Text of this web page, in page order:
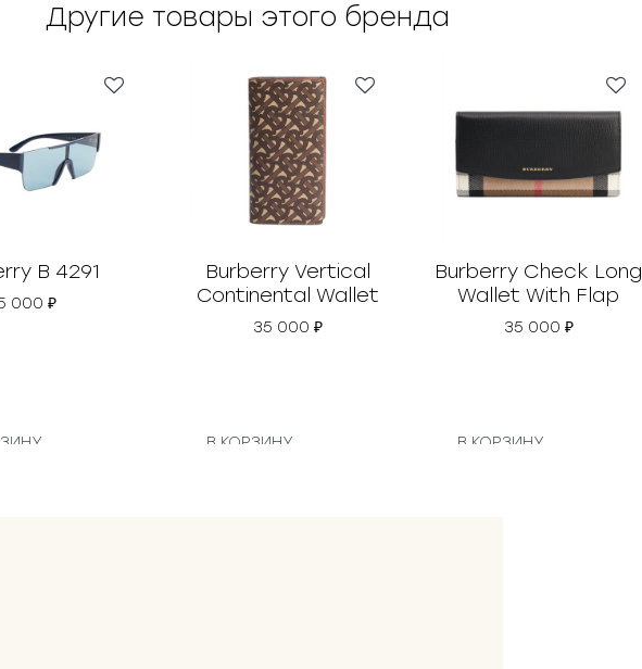
Другие товары этого бренда
B 4291
000₽
Burberry Vertical
Continental Wallet
35 000 ₽
В КОРЗИНУ
Burberry Check Long
Wallet With Flap
35 000 ₽
В КОРЗИНУ